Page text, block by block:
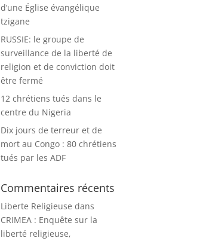
d’une Église évangélique
tzigane
RUSSIE: le groupe de
surveillance de la liberté de
religion et de conviction doit
être fermé
12 chrétiens tués dans le
centre du Nigeria
Dix jours de terreur et de
mort au Congo : 80 chrétiens
tués par les ADF
Commentaires récents
Liberte Religieuse dans
CRIMEA : Enquête sur la
liberté religieuse,